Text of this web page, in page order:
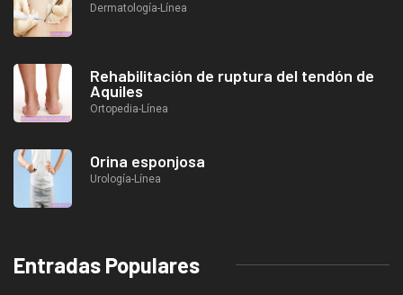
Dermatología-Línea
Rehabilitación de ruptura del tendón de
Aquiles
Ortopedia-Línea
Orina esponjosa
Urología-Línea
Entradas Populares